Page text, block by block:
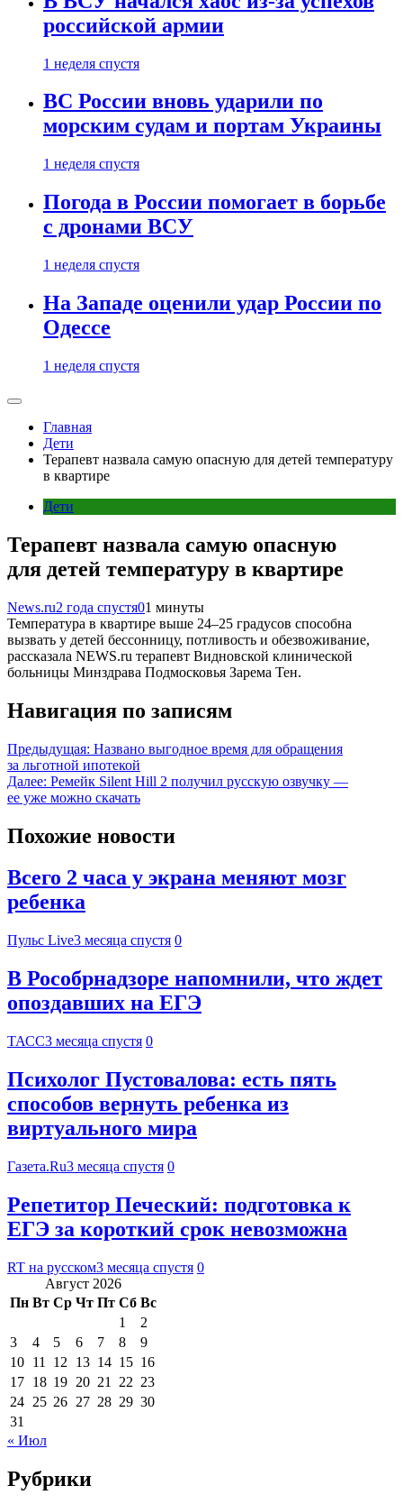
российской армии
1 неделя спустя
ВС России вновь ударили по
морским судам и портам Украины
1 неделя спустя
Погода в России помогает в борьбе
с дронами ВСУ
1 неделя спустя
На Западе оценили удар России по
Одессе
1 неделя спустя
Главная
Дети
Терапевт назвала самую опасную для детей температуру
в квартире
Дети
Терапевт назвала самую опасную
для детей температуру в квартире
News.ru2 года спустя01 минуты
Температура в квартире выше 24–25 градусов способна
вызвать у детей бессонницу, потливость и обезвоживание,
рассказала NEWS.ru терапевт Видновской клинической
больницы Минздрава Подмосковья Зарема Тен.
Навигация по записям
Предыдущая: Названо выгодное время для обращения
за льготной ипотекой
Далее: Ремейк Silent Hill 2 получил русскую озвучку —
ее уже можно скачать
Похожие новости
Всего 2 часа у экрана меняют мозг
ребенка
Пульс Live3 месяца спустя 0
В Рособрнадзоре напомнили, что ждет
опоздавших на ЕГЭ
ТАСС3 месяца спустя 0
Психолог Пустовалова: есть пять
способов вернуть ребенка из
виртуального мира
Газета.Ru3 месяца спустя 0
Репетитор Печеский: подготовка к
ЕГЭ за короткий срок невозможна
RT на русском3 месяца спустя 0
Август 2026
Пн Вт Ср Чт Пт Сб Вс
1
2
3
4 5 6 7 8
9
10 11 12 13 14 15 16
17 18 19 20 21 22 23
24 25 26 27 28 29 30
31
« Июл
Рубрики